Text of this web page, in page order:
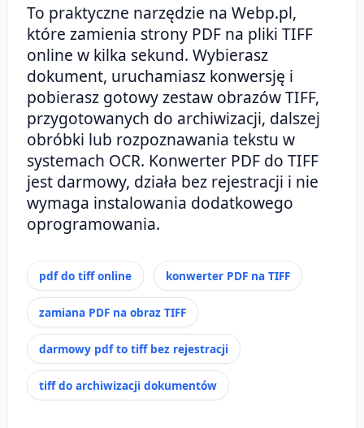
To praktyczne narzędzie na Webp.pl,
które zamienia strony PDF na pliki TIFF
online w kilka sekund. Wybierasz
dokument, uruchamiasz konwersję i
pobierasz gotowy zestaw obrazów TIFF,
przygotowanych do archiwizacji, dalszej
obróbki lub rozpoznawania tekstu w
systemach OCR. Konwerter PDF do TIFF
jest darmowy, działa bez rejestracji i nie
wymaga instalowania dodatkowego
oprogramowania.
pdf do tiff online konwerter PDF na TIFF
zamiana PDF na obraz TIFF
darmowy pdf to tiff bez rejestracji
tiff do archiwizacji dokumentów